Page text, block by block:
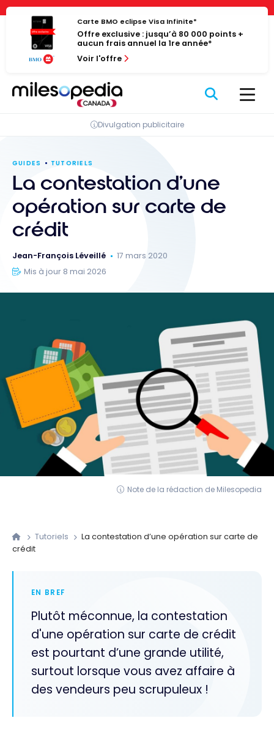
Panneau de gestion des cookies
Passer
contenu
Carte BMO eclipse Visa Infinite*
Offre exclusive : jusqu’à 80 000 points +
aucun frais annuel la 1re année*
Voir l'offre
Divulgation publicitaire
GUIDES TUTORIELS
La contestation d’une
opération sur carte de
crédit
Jean-François Léveillé
17 mars 2020
Mis à jour 8 mai 2026
Note de la rédaction de Milesopedia
Tutoriels
La contestation d’une opération sur carte de
crédit
EN BREF
Plutôt méconnue, la contestation
d'une opération sur carte de crédit
est pourtant d’une grande utilité,
surtout lorsque vous avez affaire à
des vendeurs peu scrupuleux !